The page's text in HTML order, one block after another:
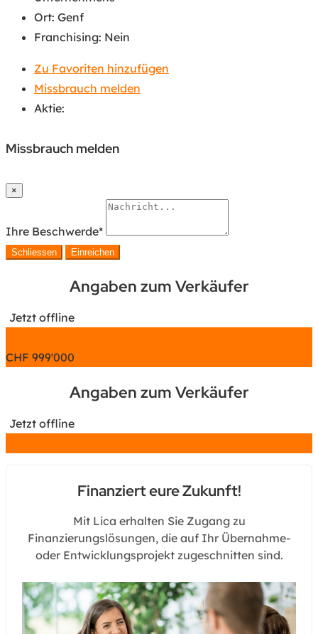
Ort: Genf
Franchising: Nein
Zu Favoriten hinzufügen
Missbrauch melden
Aktie:
Missbrauch melden
×
Ihre Beschwerde*
Schliessen Einreichen
Angaben zum Verkäufer
Jetzt offline
CHF 999'000
Angaben zum Verkäufer
Jetzt offline
Finanziert eure Zukunft!
Mit Lica erhalten Sie Zugang zu
Finanzierungslösungen, die auf Ihr Übernahme-
oder Entwicklungsprojekt zugeschnitten sind.